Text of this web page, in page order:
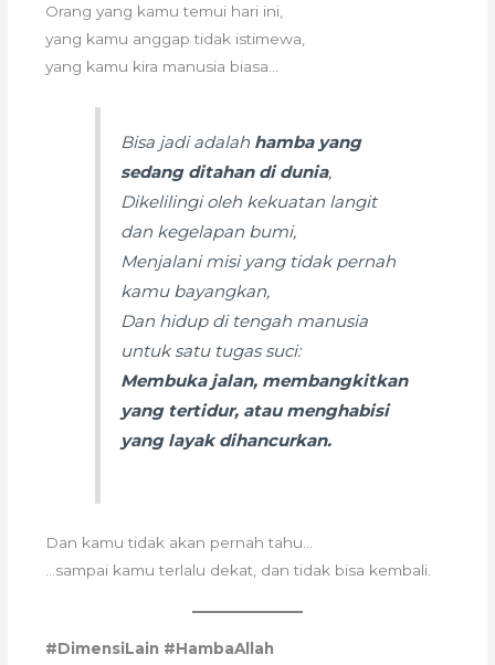
Orang yang kamu temui hari ini,
yang kamu anggap tidak istimewa,
yang kamu kira manusia biasa…
Bisa jadi adalah hamba yang
sedang ditahan di dunia,
Dikelilingi oleh kekuatan langit
dan kegelapan bumi,
Menjalani misi yang tidak pernah
kamu bayangkan,
Dan hidup di tengah manusia
untuk satu tugas suci:
Membuka jalan, membangkitkan
yang tertidur, atau menghabisi
yang layak dihancurkan.
Dan kamu tidak akan pernah tahu…
…sampai kamu terlalu dekat, dan tidak bisa kembali.
#DimensiLain #HambaAllah